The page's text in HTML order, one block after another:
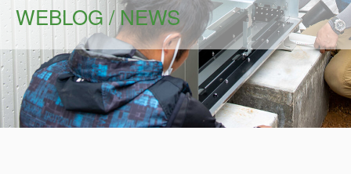
WEBLOG / NEWS